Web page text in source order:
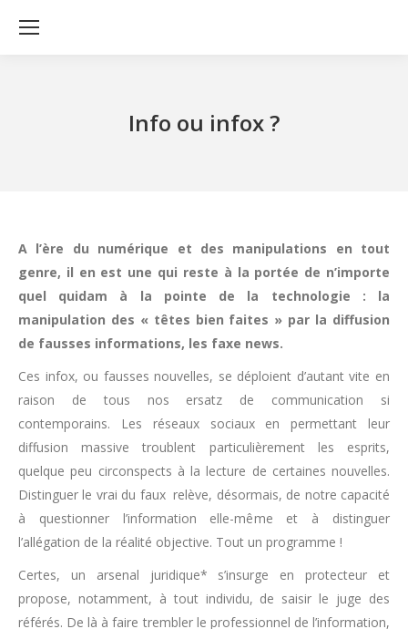
Info ou infox ?
A l’ère du numérique et des manipulations en tout
genre, il en est une qui reste à la portée de n’importe
quel quidam à la pointe de la technologie : la
manipulation des « têtes bien faites » par la diffusion
de fausses informations, les faxe news.
Ces infox, ou fausses nouvelles, se déploient d’autant vite en
raison de tous nos ersatz de communication si
contemporains. Les réseaux sociaux en permettant leur
diffusion massive troublent particulièrement les esprits,
quelque peu circonspects à la lecture de certaines nouvelles.
Distinguer le vrai du faux relève, désormais, de notre capacité
à questionner l’information elle-même et à distinguer
l’allégation de la réalité objective. Tout un programme !
Certes, un arsenal juridique* s’insurge en protecteur et
propose, notamment, à tout individu, de saisir le juge des
référés. De là à faire trembler le professionnel de l’information,